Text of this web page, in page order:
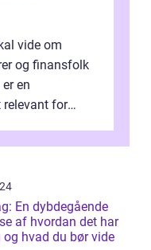
vide om
og finansfolk
en
for
En dybdegående
af hvordan det har
hvad du bør vide